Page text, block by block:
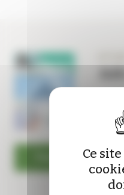
Ce
Feuilleter le